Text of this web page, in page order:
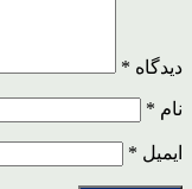
دیدگاه *
نام *
ایمیل *